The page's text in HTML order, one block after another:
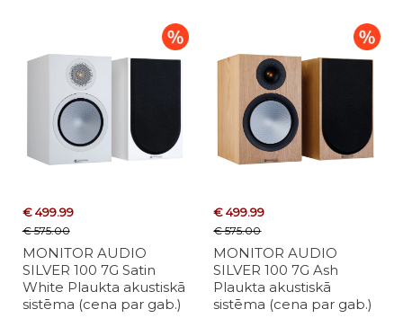
€ 499.99
€ 575.00
MONITOR AUDIO
SILVER 100 7G Satin
White Plaukta akustiskā
sistēma (cena par gab.)
€ 499.99
€ 575.00
MONITOR AUDIO
SILVER 100 7G Ash
Plaukta akustiskā
sistēma (cena par gab.)